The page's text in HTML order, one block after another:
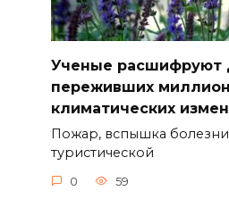
Ученые расшифруют
переживших
климатических
Пожар, вспышка
туристической
0 59